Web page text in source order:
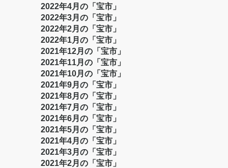
2022年4月の「宝市」
2022年3月の「宝市」
2022年2月の「宝市」
2022年1月の「宝市」
2021年12月の「宝市」
2021年11月の「宝市」
2021年10月の「宝市」
2021年9月の「宝市」
2021年8月の「宝市」
2021年7月の「宝市」
2021年6月の「宝市」
2021年5月の「宝市」
2021年4月の「宝市」
2021年3月の「宝市」
2021年2月の「宝市」